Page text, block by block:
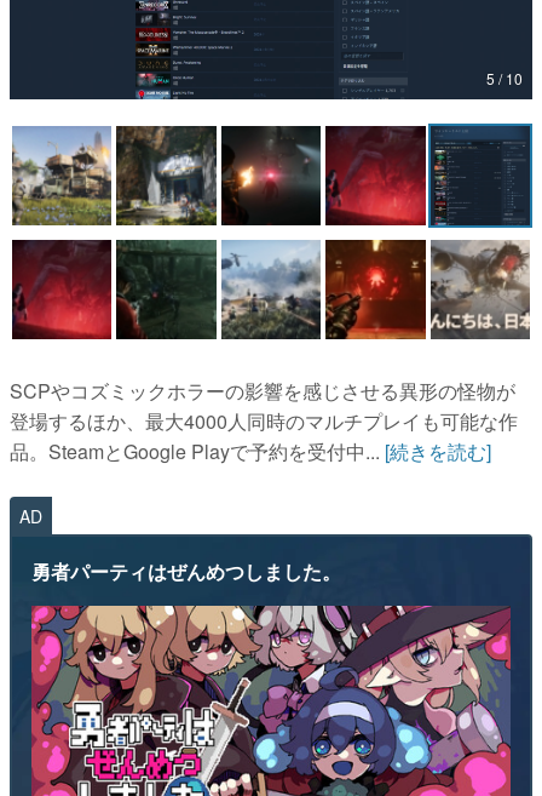
カテゴリ
マンガ
女性向け
アプリレビュー
その他
電ファミニコゲーマーとは？
運営：株式会社マレ
5 / 10
SCPやコズミックホラーの影響を感じさせる異形の怪物が
登場するほか、最大4000人同時のマルチプレイも可能な作
品。SteamとGoogle Playで予約を受付中... [続きを読む]
AD
勇者パーティはぜんめつしました。